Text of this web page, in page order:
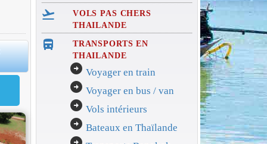
flight_takeoff
VOLS PAS CHERS
THAILANDE
directions_bus_filled
TRANSPORTS EN
THAILANDE
arrow_circle_right Voyager en train
arrow_circle_right Voyager en bus / van
arrow_circle_right Vols intérieurs
arrow_circle_right Bateaux en Thaïlande